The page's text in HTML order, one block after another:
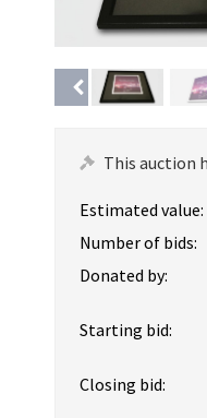
This auction
Estimated value:
Number of bids:
Donated by:
Starting bid:
Closing bid: